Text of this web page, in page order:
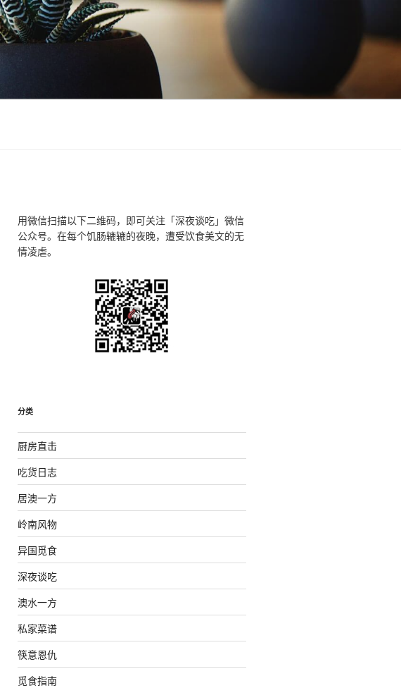
用微信扫描以下二维码，即可关注「深夜谈吃」微信
公众号。在每个饥肠辘辘的夜晚，遭受饮食美文的无
情凌虐。
分类
厨房直击
吃货日志
居澳一方
岭南风物
异国觅食
深夜谈吃
澳水一方
私家菜谱
筷意恩仇
觅食指南